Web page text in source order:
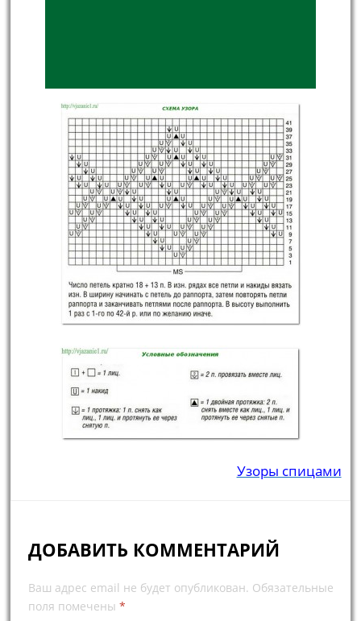
Узоры спицами
ДОБАВИТЬ КОММЕНТАРИЙ
Ваш адрес email не будет опубликован. Обязательные
поля помечены *